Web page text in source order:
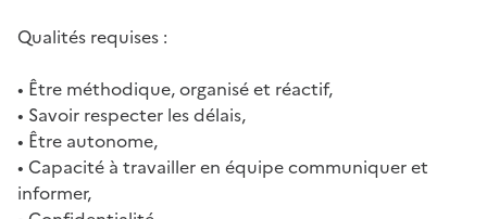
Qualités requises :
• Être méthodique, organisé et réactif,
• Savoir respecter les délais,
• Être autonome,
• Capacité à travailler en équipe communiquer et
informer,